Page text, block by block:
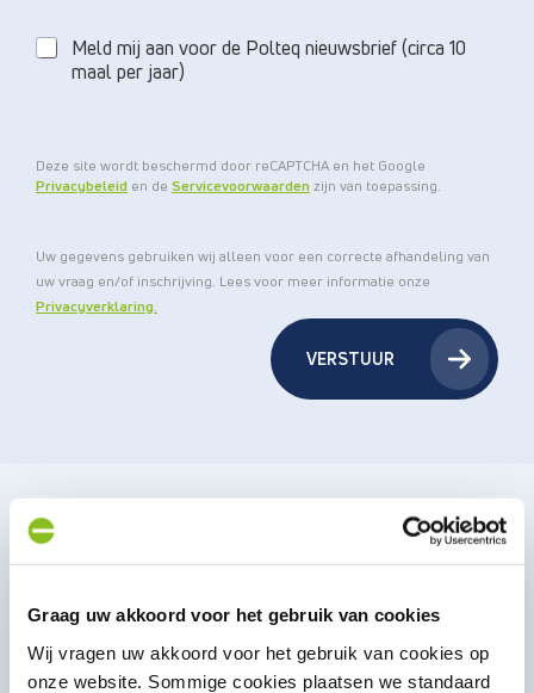
Graag uw akkoord voor het gebruik van cookies
Wij vragen uw akkoord voor het gebruik van cookies op
onze website. Sommige cookies plaatsen we standaard
I
E
R
I
Meld mij aan voor de Polteq nieuwsbrief (circa 10
maal per jaar)
Deze site wordt beschermd door reCAPTCHA en het Google
Privacybeleid en de Servicevoorwaardenzijn van toepassing.
Uw gegevens gebruiken wij alleen voor een correcte afhandeling van
uw vraag en/of inschrijving. Lees voor meer informatie onze
Privacyverklaring.
VERSTUUR
Regio's